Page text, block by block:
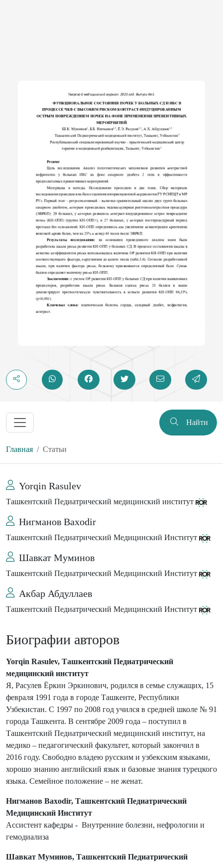
Найти
Главная Статьи
Yorqin Rasulev
Ташкентский Педиатрический медицинский институт
Нигманов Baxodir
Ташкентский Педиатрический Медицинский Институт
Шавкат Муминов
Ташкентский Педиатрический Медицинский Институт
Акбар Абдуллаев
Ташкентский Педиатрический Медицинский Институт
Биографии авторов
Yorqin Rasulev, Ташкентский Педиатрический
медицинский институт
Я, Расулев Ёркин Эркинович, родился в семье служащих, 15
февраля 1991 года в городе Ташкенте, Республики
Узбекистан. С 1997 по 2008 год учился в средней школе № 91
города Ташкента. В сентябре 2009 года – поступил в
Ташкентский Педиатрический медицинский институт, на
медико – педагогический факультет, который закончил в
2016 году. Свободно владею русским и узбекским языками,
хорошо знанию английский язык и базовые знания турецкого
языка. Семейное положение – не женат.
Нигманов Baxodir, Ташкентский Педиатрический
Медицинский Институт
Ассистент кафедры - Внутренние болезни, нефрологии и
гемодиализа
Шавкат Муминов, Ташкентский Педиатрический